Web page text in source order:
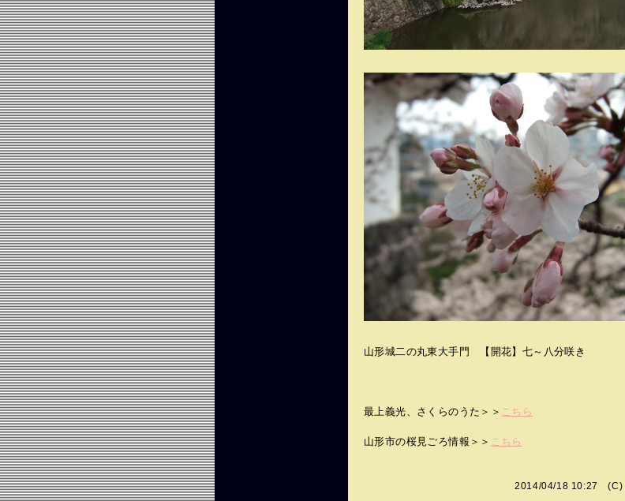
山形城二の丸東大手門 【開花】七～八分咲き
最上義光、さくらのうた＞＞ こちら
山形市の桜見ごろ情報＞＞ こちら
2014/04/18 10:27 (C)